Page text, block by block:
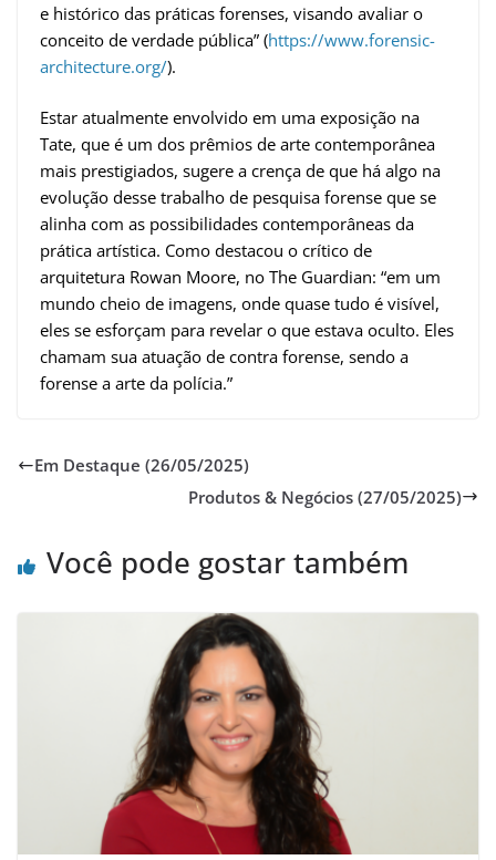
e histórico das práticas forenses, visando avaliar o
conceito de verdade pública” (https://www.forensic-
architecture.org/).
Estar atualmente envolvido em uma exposição na
Tate, que é um dos prêmios de arte contemporânea
mais prestigiados, sugere a crença de que há algo na
evolução desse trabalho de pesquisa forense que se
alinha com as possibilidades contemporâneas da
prática artística. Como destacou o crítico de
arquitetura Rowan Moore, no The Guardian: “em um
mundo cheio de imagens, onde quase tudo é visível,
eles se esforçam para revelar o que estava oculto. Eles
chamam sua atuação de contra forense, sendo a
forense a arte da polícia.”
Em Destaque (26/05/2025)
Produtos & Negócios (27/05/2025)
Você pode gostar também